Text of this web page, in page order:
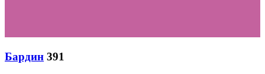
Бардин 391